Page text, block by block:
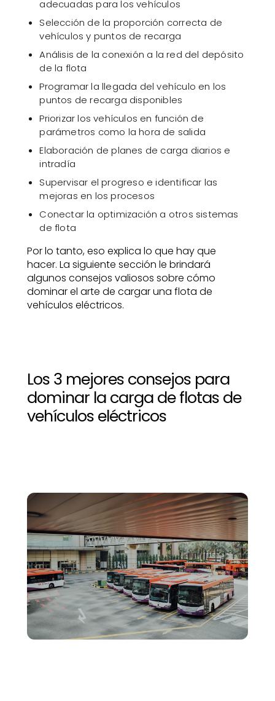
adecuadas para los vehículos
Selección de la proporción correcta de
vehículos y puntos de recarga
Análisis de la conexión a la red del depósito
de la flota
Programar la llegada del vehículo en los
puntos de recarga disponibles
Priorizar los vehículos en función de
parámetros como la hora de salida
Elaboración de planes de carga diarios e
intradía
Supervisar el progreso e identificar las
mejoras en los procesos
Conectar la optimización a otros sistemas
de flota
Por lo tanto, eso explica lo que hay que
hacer. La siguiente sección le brindará
algunos consejos valiosos sobre cómo
dominar el arte de cargar una flota de
vehículos eléctricos.
Los 3 mejores consejos para
dominar la carga de flotas de
vehículos eléctricos